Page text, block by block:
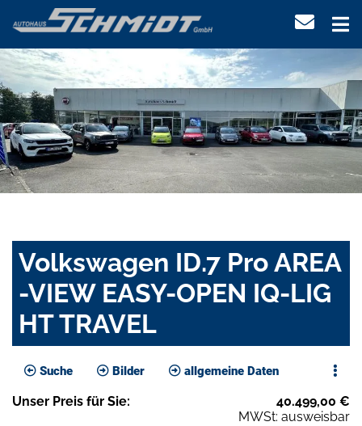
Volkswagen ID.7 Pro AREA
-VIEW EASY-OPEN IQ-LIG
HT TRAVEL
Suche Bilder allgemeine Daten
Unser Preis für Sie: 40.499,00 €
MWSt: ausweisbar